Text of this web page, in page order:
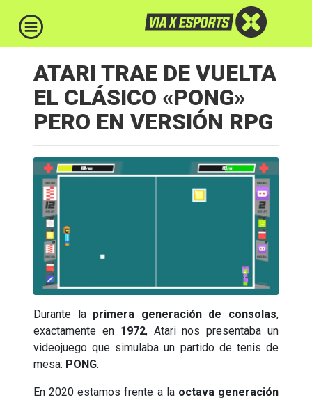
ATARI TRAE DE VUELTA
EL CLÁSICO «PONG»
PERO EN VERSIÓN RPG
Durante la primera generación de consolas,
exactamente en 1972, Atari nos presentaba un
videojuego que simulaba un partido de tenis de
mesa: PONG.
En 2020 estamos frente a la octava generación